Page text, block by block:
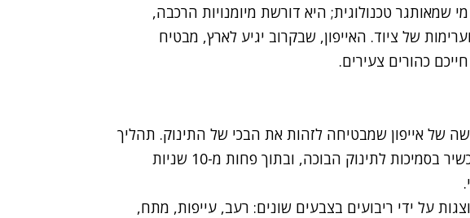
שמאותגר טכנולוגית; היא דורשת מיומנויות הרכבה,
של ציוד. האייפון, שבקרוב יגיע לארץ, מבטיח
כהורים צעירים.
של אייפון שמבטיחה לזהות את הבכי של התינוק. תהליך
הזיהוי מתבצע על ידי הנחה של המכשיר בסמיכות לתינוק הבוכה, ובתוך פחות מ-10 שניות
על ידי ריבועים בצבעים שונים: רעב, עייפות, מתח,